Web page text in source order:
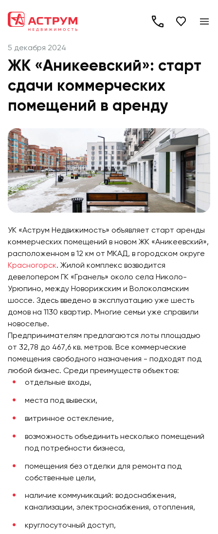
19-
82
5 декабря 2024
ЖК «Аникеевский»: старт
сдачи коммерческих
помещений в аренду
УК «Аструм Недвижимость» объявляет старт аренды
коммерческих помещений в новом ЖК «Аникеевский»,
расположенном в 12 км от МКАД, в городском округе
Красногорск. Жилой комплекс возводится
девелопером ГК «Гранель» около села Николо-
Урюпино, между Новорижским и Волоколамским
шоссе. Здесь введено в эксплуатацию уже шесть
домов на 1130 квартир. Многие семьи уже справили
новоселье.
Предпринимателям предлагаются лоты площадью
от 32,78 до 467,6 кв. метров. Все коммерческие
помещения свободного назначения - подходят под
любой бизнес. Среди преимуществ объектов:
отдельные входы,
места под вывески,
витринное остекление,
возможность объединить несколько помещений
под потребности бизнеса,
помещения без отделки для ремонта под
собственные цели,
наличие коммуникаций: водоснабжения,
канализации, электроснабжения, отопления,
круглосуточный доступ,